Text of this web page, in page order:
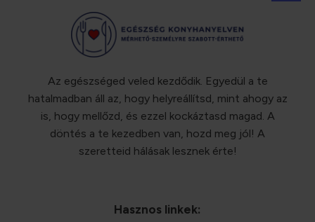
Az egészséged veled kezdődik. Egyedül a te
hatalmadban áll az, hogy helyreállítsd, mint ahogy az
is, hogy mellőzd, és ezzel kockáztasd magad. A
döntés a te kezedben van, hozd meg jól! A
szeretteid hálásak lesznek érte!
Hasznos linkek: